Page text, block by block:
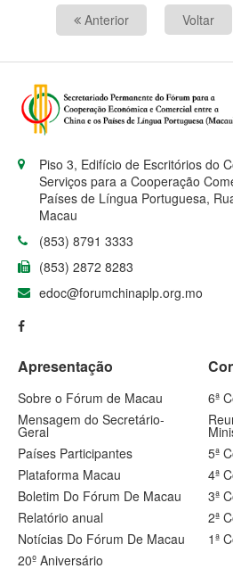
Anterior Voltar
Piso 3, Edifício de Escritórios do
Serviços para a Cooperação
Países de Língua Portuguesa,
Macau
(853) 8791 3333
(853) 2872 8283
edoc@forumchinaplp.org.mo
Apresentação
Sobre o Fórum de Macau
Mensagem do Secretário-
Geral
Países Participantes
Plataforma Macau
Boletim Do Fórum De Macau
Relatório anual
Notícias Do Fórum De Macau
20º Aniversário
6ª
5ª
4ª
3ª
2ª
1ª